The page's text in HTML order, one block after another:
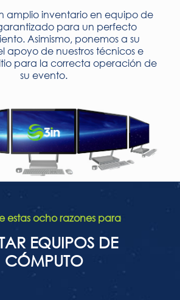
amplio inventario en equipo de
para un perfecto
Asimismo, ponemos a su
apoyo de nuestros técnicos e
para la correcta operación de
su evento.
estas ocho razones para
EQUIPOS DE
CÓMPUTO